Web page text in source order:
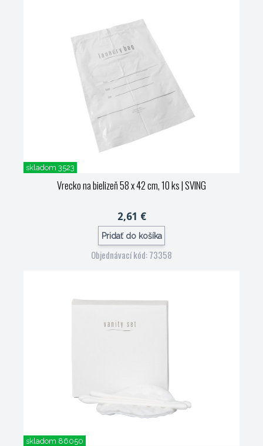
skladom 3523
Vrecko na bielizeň 58 x 42 cm, 10 ks| SVING
2,61 €
Pridať do košíka
Objednávací kód: 73358
skladom 86050